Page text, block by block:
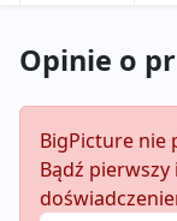
Opinie o
BigPicture nie
Bądź